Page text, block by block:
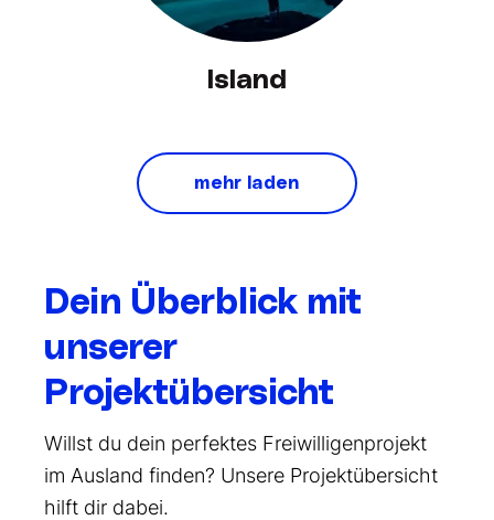
Island
mehr laden
Dein Überblick mit
unserer
Projektübersicht
Willst du dein perfektes Freiwilligenprojekt
im Ausland finden? Unsere Projektübersicht
hilft dir dabei.